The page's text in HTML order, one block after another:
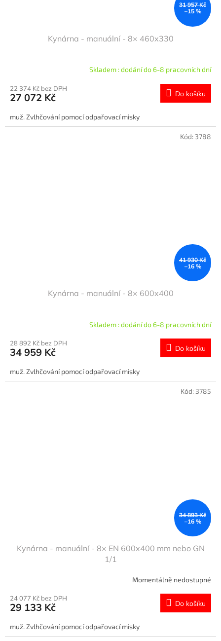
31 957 Kč
–15 %
Kynárna - manuální - 8× 460x330
Skladem : dodání do 6-8 pracovních dní
22 374 Kč bez DPH
27 072 Kč Do košíku
muž. Zvlhčování pomocí odpařovací misky
41 930 Kč
–16 %
Kynárna - manuální - 8× 600x400
Skladem : dodání do 6-8 pracovních dní
28 892 Kč bez DPH
34 959 Kč Do košíku
muž. Zvlhčování pomocí odpařovací misky
Kód: 3788
34 893 Kč
–16 %
Kynárna - manuální - 8× EN 600x400 mm nebo GN
1/1
Momentálně nedostupné
24 077 Kč bez DPH
29 133 Kč Do košíku
muž. Zvlhčování pomocí odpařovací misky
Kód: 3785